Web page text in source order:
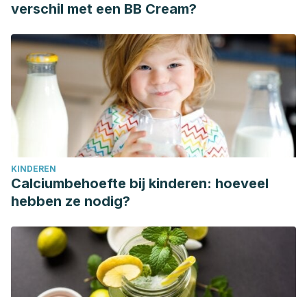
verschil met een BB Cream?
KINDEREN
Calciumbehoefte bij kinderen: hoeveel
hebben ze nodig?